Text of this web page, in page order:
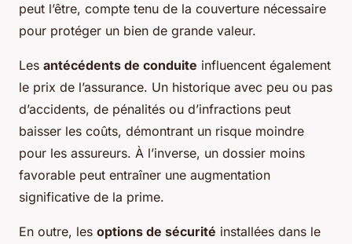
peut l’être, compte tenu de la couverture nécessaire
pour protéger un bien de grande valeur.
Les antécédents de conduite influencent également
le prix de l’assurance. Un historique avec peu ou pas
d’accidents, de pénalités ou d’infractions peut
baisser les coûts, démontrant un risque moindre
pour les assureurs. À l’inverse, un dossier moins
favorable peut entraîner une augmentation
significative de la prime.
En outre, les options de sécurité installées dans le